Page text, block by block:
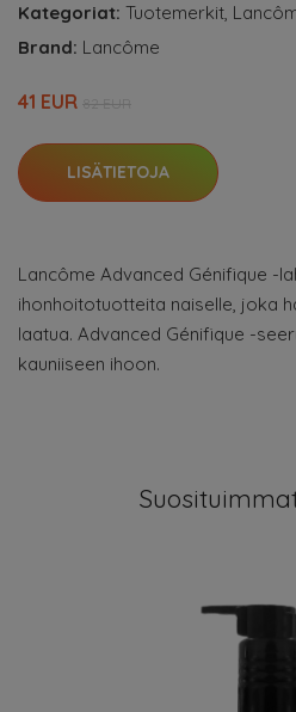
Kategoriat: Tuotemerkit,
Brand: Lancôme
41 EUR
LISÄTIETOJA
Lancôme Advanced Génifique -
ihonhoitotuotteita naiselle, joka
laatua. Advanced Génifique -
kauniiseen ihoon.